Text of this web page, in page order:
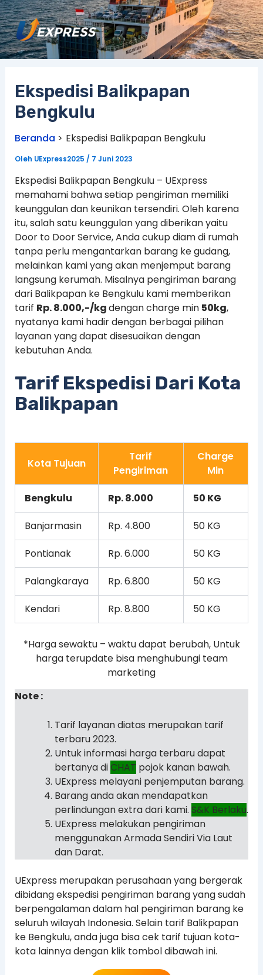
Lewati
ke
konten
Ekspedisi Balikpapan
Bengkulu
Beranda Ekspedisi Balikpapan Bengkulu
Oleh UExpress2025 / 7 Juni 2023
Ekspedisi Balikpapan Bengkulu – UExpress
memahami bahwa setiap pengiriman memiliki
keunggulan dan keunikan tersendiri. Oleh karena
itu, salah satu keunggulan yang diberikan yaitu
Door to Door Service, Anda cukup diam di rumah
tanpa perlu mengantarkan barang ke gudang,
melainkan kami yang akan menjemput barang
langsung kerumah. Misalnya pengiriman barang
dari Balikpapan ke Bengkulu kami memberikan
tarif Rp. 8.000,-/kgdengan charge min 50kg,
nyatanya kami hadir dengan berbagai pilihan
layanan yang dapat disesuaikan dengan
kebutuhan Anda.
Tarif Ekspedisi Dari Kota
Balikpapan
Kota Tujuan
Tarif
Pengiriman
Charge
Min
Bengkulu Rp. 8.000 50 KG
Banjarmasin Rp. 4.800 50 KG
Pontianak Rp. 6.000 50 KG
Palangkaraya Rp. 6.800 50 KG
Kendari Rp. 8.800 50 KG
*Harga sewaktu – waktu dapat berubah, Untuk
harga terupdate bisa menghubungi team
marketing
Note :
Tarif layanan diatas merupakan tarif
terbaru 2023.
Untuk informasi harga terbaru dapat
bertanya diCHAT pojok kanan bawah.
UExpress melayani penjemputan barang.
Barang anda akan mendapatkan
perlindungan extra dari kami. S&K Berlaku.
UExpress melakukan pengiriman
menggunakan Armada Sendiri Via Laut
dan Darat.
UExpress merupakan perusahaan yang bergerak
dibidang ekspedisi pengiriman barang yang sudah
berpengalaman dalam hal pengiriman barang ke
seluruh wilayah Indonesia. Selain tarif Balikpapan
ke Bengkulu, anda juga bisa cek tarif tujuan kota-
kota lainnya dengan klik tombol dibawah ini.